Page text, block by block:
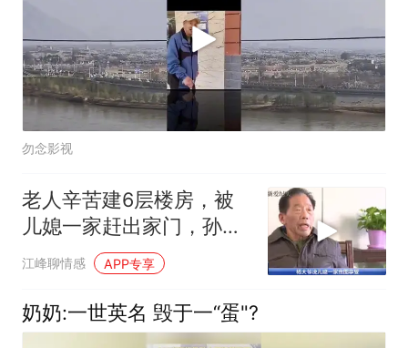
勿念影视
老人辛苦建6层楼房，被
儿媳一家赶出家门，孙
女：你从我身上踩
江峰聊情感 APP专享
奶奶:一世英名 毁于一“蛋"?